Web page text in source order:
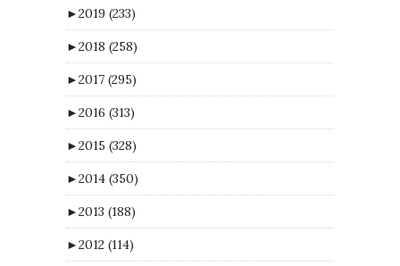
►2019 (233)
►2018 (258)
►2017 (295)
►2016 (313)
►2015 (328)
►2014 (350)
►2013 (188)
►2012 (114)